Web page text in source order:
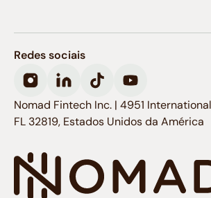
Redes sociais
Nomad Fintech Inc. | 4951
FL 32819, Estados Unidos da América